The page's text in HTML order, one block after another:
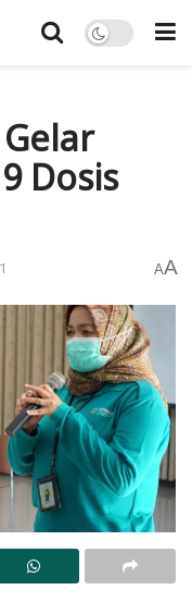
Dosis
AA